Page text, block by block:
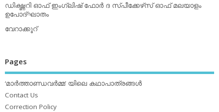
ഡിക്ഷ്ണറി ഓഫ് ഇംഗ്ലിഷ് ഫോര്‍ ദ സ്പീക്കേഴ്‌സ് ഓഫ് മലയാളം
ഉപോദ്ഘാതം
വേറാക്കൂറ്
Pages
‘മാര്‍ത്താണ്ഡവര്‍മ്മ’ യിലെ കഥാപാത്രങ്ങള്‍
Contact Us
Correction Policy